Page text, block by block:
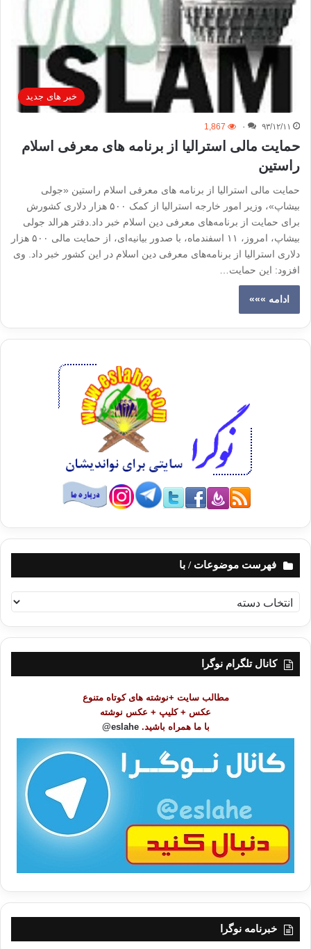
خبر های جدید
۹۳/۱۲/۱۱ ۰ 1,867
حمایت مالی استرالیا از برنامه‌ های معرفی اسلام
راستین
حمایت مالی استرالیا از برنامه‌ های معرفی اسلام راستین «جولی
بیشاپ»، وزیر امور خارجه استرالیا از کمک ۵۰۰ هزار دلاری کشورش
برای حمایت از برنامه‌های معرفی دین اسلام خبر داد.دفتر هرالد جولی
بیشاپ، امروز، ۱۱ اسفندماه، با صدور بیانیه‌ای، از حمایت مالی ۵۰۰ هزار
دلاری استرالیا از برنامه‌های معرفی دین اسلام در این کشور خبر داد. وی
افزود: این حمایت…
ادامه »»»
فهرست موضوعات / با
ه
ر
کانال تلگرام نوگرا
مطالب سایت +نوشته های کوتاه متنوع
عکس + کلیپ + عکس نوشته
با ما همراه باشید. eslahe@
خبرنامه نوگرا